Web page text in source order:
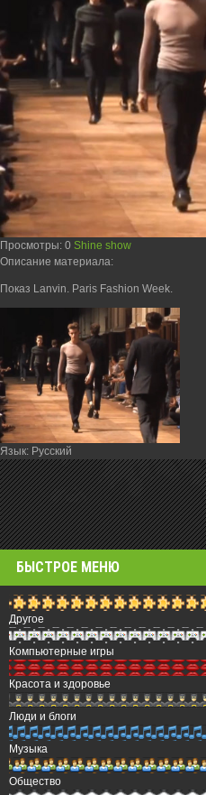
Просмотры: 0 Shine show
Описание материала:
Показ Lanvin. Paris Fashion Week.
Язык: Русский
БЫСТРОЕ МЕНЮ
Другое
Компьютерные игры
Красота и здоровье
Люди и блоги
Музыка
Общество